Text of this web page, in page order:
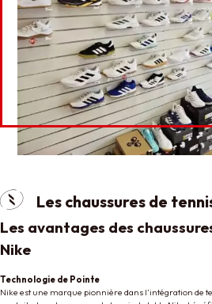
Les chaussures de
Les avantages des
Nike
Technologie de Pointe
Nike est une marque pionnière dans l’intégration de